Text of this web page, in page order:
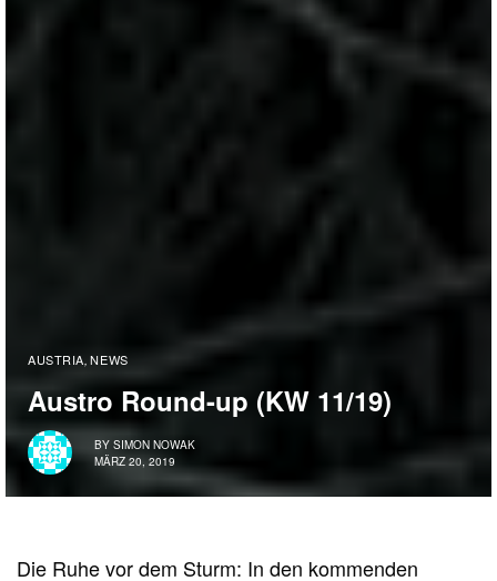
AUSTRIA, NEWS
Austro Round-up (KW 11/19)
BY SIMON NOWAK
MÄRZ 20, 2019
Die Ruhe vor dem Sturm: In den kommenden